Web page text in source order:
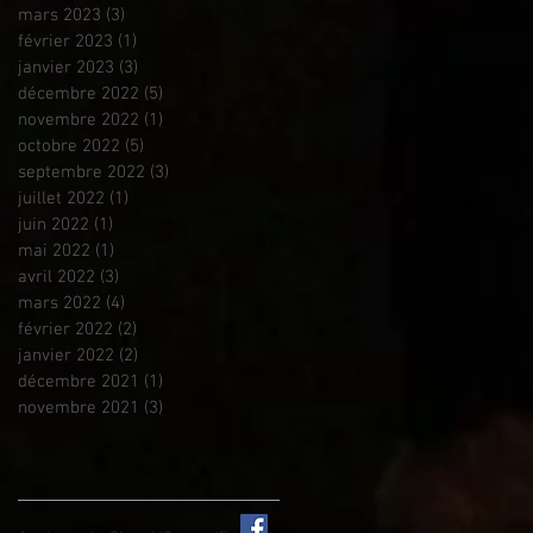
mars 2023 (3)
février 2023 (1)
janvier 2023 (3)
décembre 2022 (5)
novembre 2022 (1)
octobre 2022 (5)
septembre 2022 (3)
juillet 2022 (1)
juin 2022 (1)
mai 2022 (1)
avril 2022 (3)
mars 2022 (4)
février 2022 (2)
janvier 2022 (2)
décembre 2021 (1)
novembre 2021 (3)